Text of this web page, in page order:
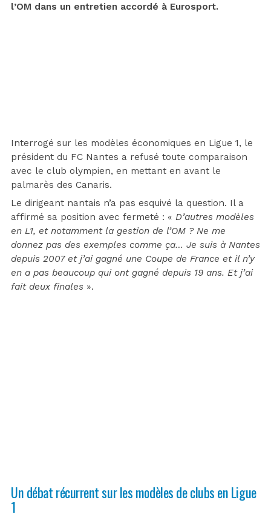
l’OM dans un entretien accordé à Eurosport.
Interrogé sur les modèles économiques en Ligue 1, le
président du FC Nantes a refusé toute comparaison
avec le club olympien, en mettant en avant le
palmarès des Canaris.
Le dirigeant nantais n’a pas esquivé la question. Il a
affirmé sa position avec fermeté : « D’autres modèles
en L1, et notamment la gestion de l’OM ? Ne me
donnez pas des exemples comme ça… Je suis à Nantes
depuis 2007 et j’ai gagné une Coupe de France et il n’y
en a pas beaucoup qui ont gagné depuis 19 ans. Et j’ai
fait deux finales ».
Un débat récurrent sur les modèles de clubs en Ligue
1